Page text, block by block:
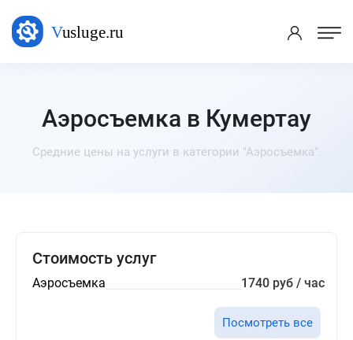
Аэросъемка в Кумертау
Средние цены на услуги в категории "Аэросъемка".
Стоимость услуг
Аэросъемка 1740 руб / час
Посмотреть все